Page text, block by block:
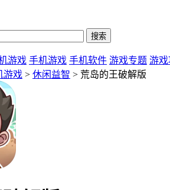
游戏 手机游戏 手机软件 游戏专题 游
游戏 > 休闲益智 > 荒岛的王破解版